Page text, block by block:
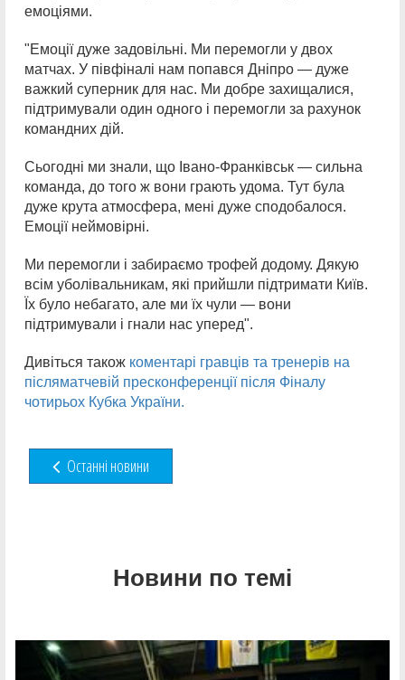
емоціями.
"Емоції дуже задовільні. Ми перемогли у двох
матчах. У півфіналі нам попався Дніпро — дуже
важкий суперник для нас. Ми добре захищалися,
підтримували один одного і перемогли за рахунок
командних дій.
Сьогодні ми знали, що Івано-Франківськ — сильна
команда, до того ж вони грають удома. Тут була
дуже крута атмосфера, мені дуже сподобалося.
Емоції неймовірні.
Ми перемогли і забираємо трофей додому. Дякую
всім уболівальникам, які прийшли підтримати Київ.
Їх було небагато, але ми їх чули — вони
підтримували і гнали нас уперед".
Дивіться також коментарі гравців та тренерів на
післяматчевій пресконференції після Фіналу
чотирьох Кубка України.
Останні новини
Новини по темі